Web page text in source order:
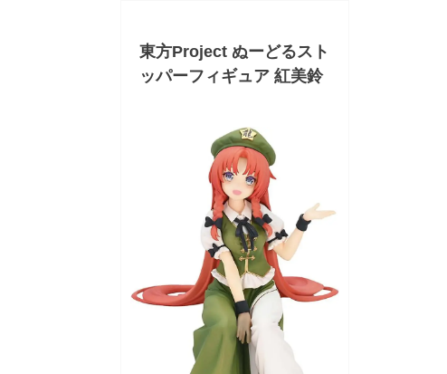
東方Project ぬーどるスト
ッパーフィギュア 紅美鈴